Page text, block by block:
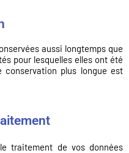
aussi longtemps que
pour lesquelles elles ont été
plus longue est
traitement de vos données